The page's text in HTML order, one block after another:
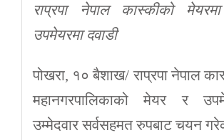
राप्रपा नेपाल कास्कीको
उपमेयरमा दवाडी
पोखरा, १० बैशाख/ राप्रपा नेपाल
महानगरपालिकाको मेयर र
उम्मेदवार सर्वसहमत रुपबाट चयन